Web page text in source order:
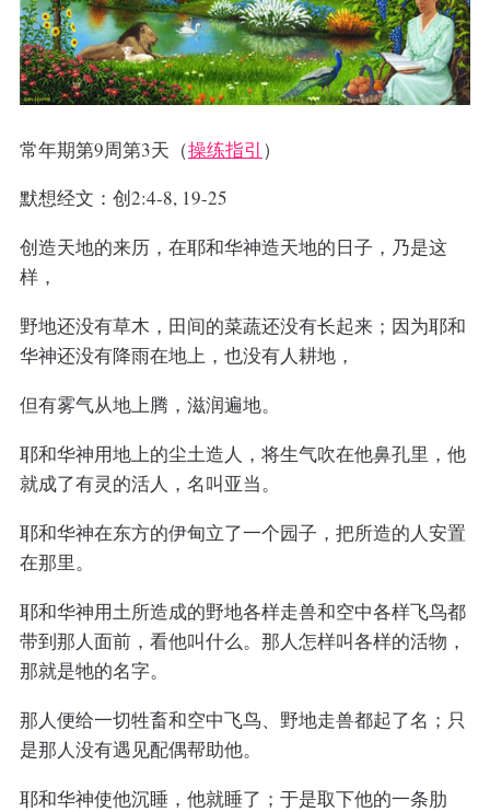
常年期第9周第3天（操练指引 ）
默想经文：创2:4-8, 19-25
创造天地的来历，在耶和华神造天地的日子，乃是这
样，
野地还没有草木，田间的菜蔬还没有长起来；因为耶和
华神还没有降雨在地上，也没有人耕地，
但有雾气从地上腾，滋润遍地。
耶和华神用地上的尘土造人，将生气吹在他鼻孔里，他
就成了有灵的活人，名叫亚当。
耶和华神在东方的伊甸立了一个园子，把所造的人安置
在那里。
耶和华神用土所造成的野地各样走兽和空中各样飞鸟都
带到那人面前，看他叫什么。那人怎样叫各样的活物，
那就是牠的名字。
那人便给一切牲畜和空中飞鸟、野地走兽都起了名；只
是那人没有遇见配偶帮助他。
耶和华神使他沉睡，他就睡了；于是取下他的一条肋